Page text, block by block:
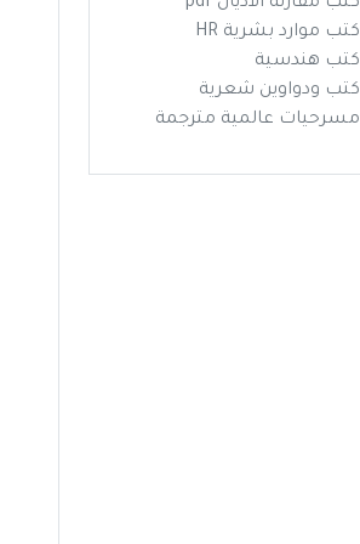
كتب موارد بشرية HR
كتب هندسية
كتب ودواوين شعرية
مسرحيات عالمية مترجمة